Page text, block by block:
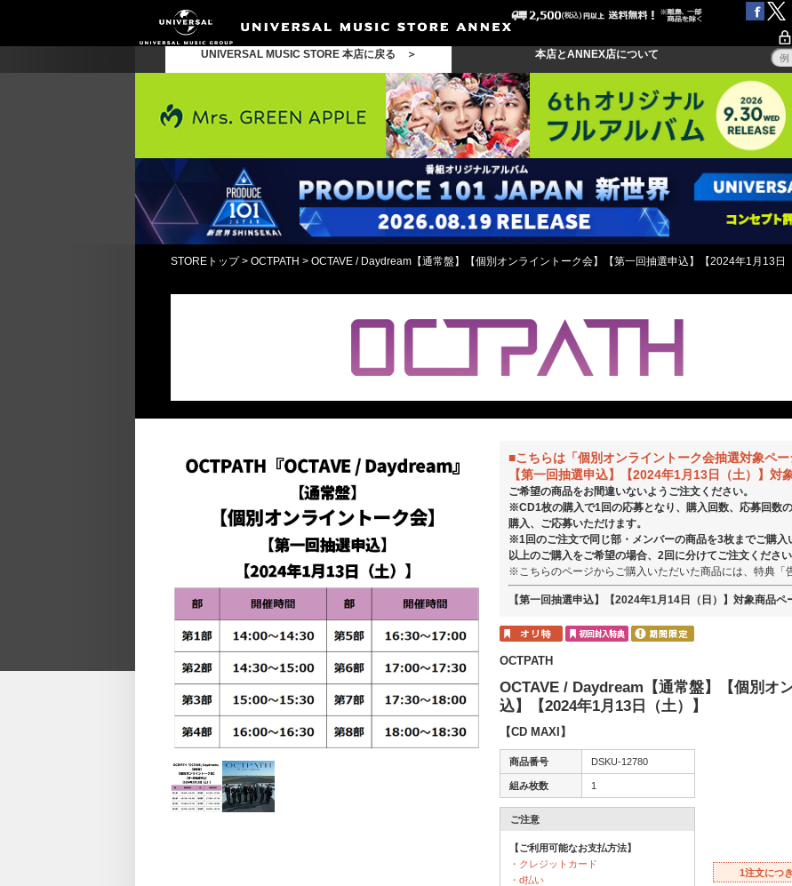
UNIVERSAL MUSIC STORE 本店に戻る ＞ 本店とANNEX店について
STOREトップ> OCTPATH > OCTAVE / Daydream【通常盤】【個別オンライントーク会】【第一回抽選申込】【2024年1月13日
■こちらは「個別オンライントーク会抽選対象ペー
【第一回抽選申込】【2024年1月13日（土）】対
ご希望の商品をお間違いないようご注文ください。
※CD1枚の購入で1回の応募となり、購入回数、応募回数
購入、ご応募いただけます。
※1回のご注文で同じ部・メンバーの商品を3枚までご購
以上のご購入をご希望の場合、2回に分けてご注文ください
※こちらのページからご購入いただいた商品には、特典「
【第一回抽選申込】【2024年1月14日（日）】対象商品ペ
OCTPATH
OCTAVE / Daydream【通常盤】【個別オ
込】【2024年1月13日（土）】
【CD MAXI】
商品番号 DSKU-12780
組み枚数 1
ご注意
【ご利用可能なお支払方法】
・クレジットカード
・d払い
1注文につ